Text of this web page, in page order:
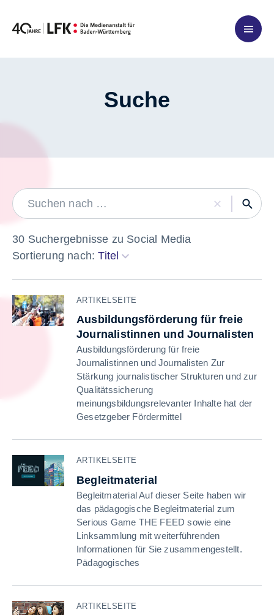
Zum Inhalt springen
Suche
LABEL
30 Suchergebnisse zu Social Media
Sortierung nach:Titel
ARTIKELSEITE
Ausbildungsförderung für freie
Journalistinnen und Journalisten
Ausbildungsförderung für freie
Journalistinnen und Journalisten Zur
Stärkung journalistischer Strukturen und zur
Qualitätssicherung
meinungsbildungsrelevanter Inhalte hat der
Gesetzgeber Fördermittel
ARTIKELSEITE
Begleitmaterial
Begleitmaterial Auf dieser Seite haben wir
das pädagogische Begleitmaterial zum
Serious Game THE FEED sowie eine
Linksammlung mit weiterführenden
Informationen für Sie zusammengestellt.
Pädagogisches
ARTIKELSEITE